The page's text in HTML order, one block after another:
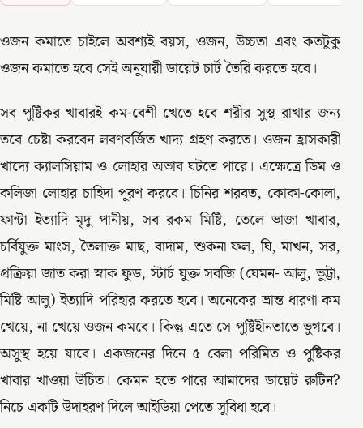
ওজন কমাতে চাইলে অবশ্যই বয়স, ওজন, উচ্চতা এবং কতটুকু
ওজন কমাতে হবে সেই অনুযায়ী ডায়েট চার্ট তৈরি করতে হবে।
সব পুষ্টিকর খাবারই কম-বেশী খেতে হবে শরীর সুস্থ রাখার জন্য
তবে চেষ্টা করবেন লবণবর্জিত খাদ্য গ্রহণ করতে। ওজন হ্রাসকারী
খাদ্যে ক্যালসিয়াম ও লোহার অভাব ঘটতে পারে। এক্ষেত্রে ডিম ও
কলিজা লোহার চাহিদা পূরণ করবে। চিনির শরবত, কোকা-কোলা,
ফান্টা ইত্যাদি মৃদু পানীয়, সব রকম মিষ্টি, তেলে ভাজা খাবার,
চর্বিযুক্ত মাংস, তৈলাক্ত মাছ, বাদাম, শুকনা ফল, ঘি, মাখন, সর,
প্রক্রিয়া জাত করা স্নাক ফুড, স্টার্চ যুক্ত সবজি (যেমন- আলু, ভুট্টা,
মিষ্টি আলু) ইত্যাদি পরিহার করতে হবে। অনেকের ভ্রান্ত ধারণা কম
খেয়ে, না খেয়ে ওজন কমবে। কিন্তু এতে সে পুষ্টিহীনতাতে ভুগবে।
অসুস্থ হয়ে যাবে। একজনের দিনে ৫ বেলা পরিমিত ও পুষ্টিকর
খাবার খাওয়া উচিত। কেমন হতে পারে আমাদের ডায়েট রুটিন?
নিচে একটি উদাহরণ দিলে আইডিয়া পেতে সুবিধা হবে।